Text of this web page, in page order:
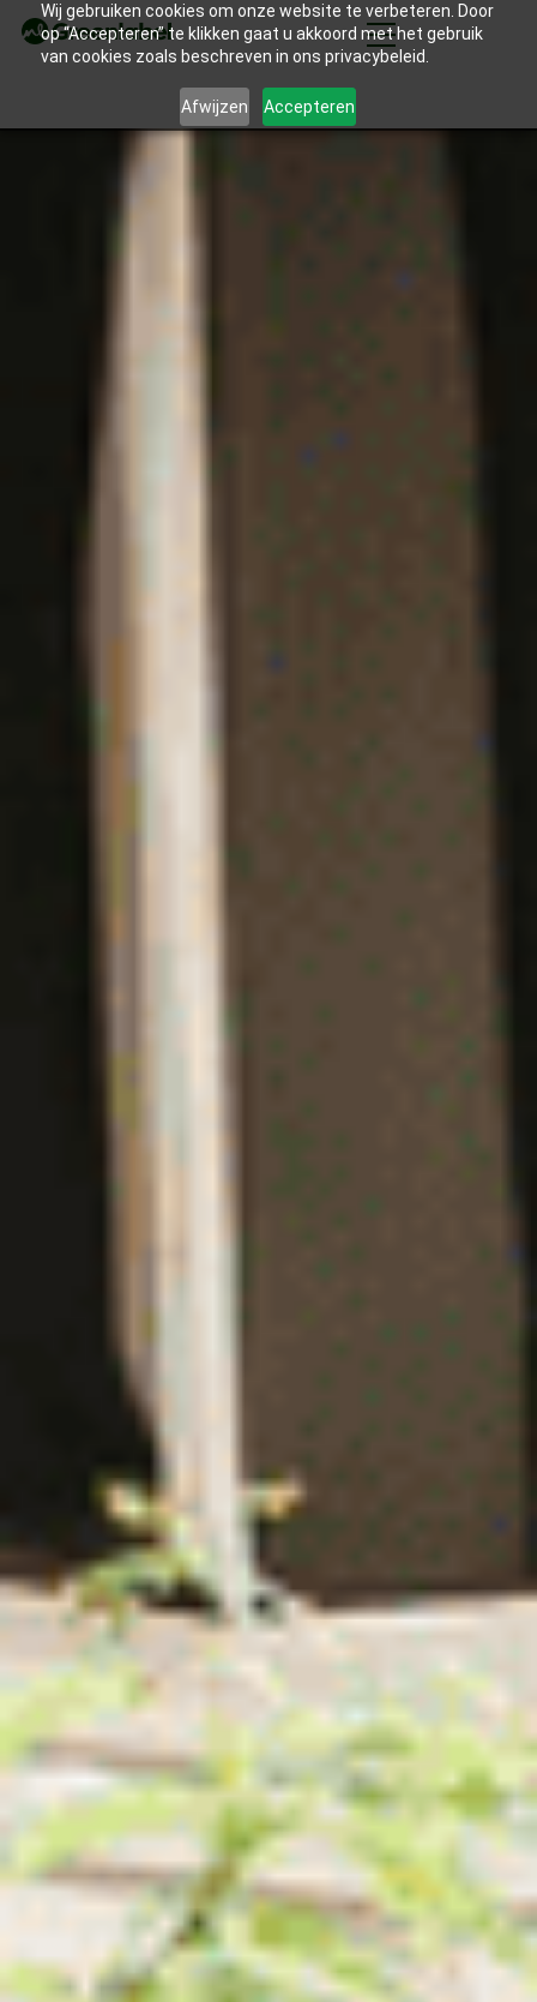
Wij gebruiken cookies om onze website te verbeteren. Door
op “Accepteren” te klikken gaat u akkoord met het gebruik
van cookies zoals beschreven in ons privacybeleid.
Afwijzen Accepteren